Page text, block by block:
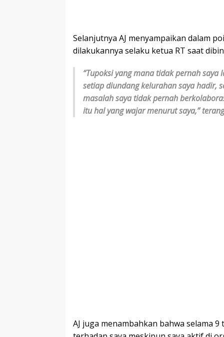
Selanjutnya AJ menyampaikan dalam
dilakukannya selaku ketua RT saat
“Tupoksi yang mana tidak pernah
setiap diundang kelurahan saya hadir,
masalah saya tidak pernah
itu hal yang wajar menurut saya,” terang
AJ juga menambahkan bahwa selama